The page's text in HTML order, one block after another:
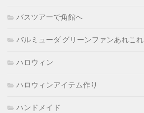
バスツアーで角館へ
バルミューダ グリーンファンあれこれ
ハロウィン
ハロウィンアイテム作り
ハンドメイド